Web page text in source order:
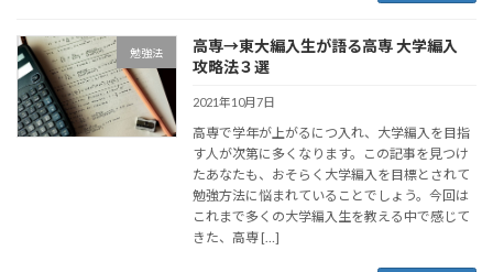
勉強法
高専→東大編入生が語る高専 大学編入
攻略法３選
2021年10月7日
高専で学年が上がるにつ入れ、大学編入を目指
す人が次第に多くなります。この記事を見つけ
たあなたも、おそらく大学編入を目標とされて
勉強方法に悩まれていることでしょう。今回は
これまで多くの大学編入生を教える中で感じて
きた、高専 […]